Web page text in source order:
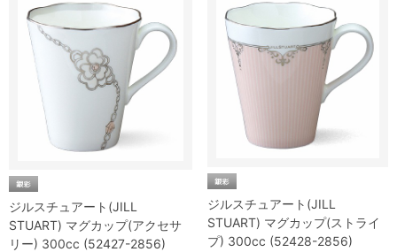
ジルスチュアート(JILL
STUART) マグカップ(アクセサ
リー) 300cc (52427-2856)
ジルスチュアート(JILL
STUART) マグカップ(ストライ
プ) 300cc (52428-2856)